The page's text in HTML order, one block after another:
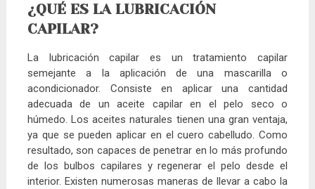
¿QUÉ ES LA LUBRICACIÓN
CAPILAR?
La lubricación capilar es un tratamiento capilar
semejante a la aplicación de una mascarilla o
acondicionador. Consiste en aplicar una cantidad
adecuada de un aceite capilar en el pelo seco o
húmedo. Los aceites naturales tienen una gran ventaja,
ya que se pueden aplicar en el cuero cabelludo. Como
resultado, son capaces de penetrar en lo más profundo
de los bulbos capilares y regenerar el pelo desde el
interior. Existen numerosas maneras de llevar a cabo la